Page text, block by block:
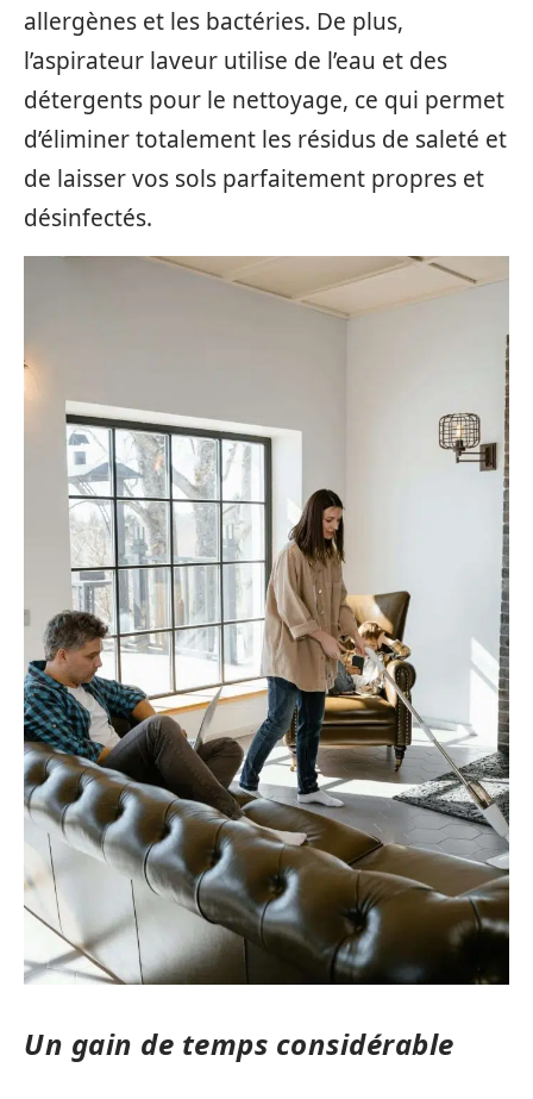
allergènes et les bactéries. De plus,
l’aspirateur laveur utilise de l’eau et des
détergents pour le nettoyage, ce qui permet
d’éliminer totalement les résidus de saleté et
de laisser vos sols parfaitement propres et
désinfectés.
Un gain de temps considérable